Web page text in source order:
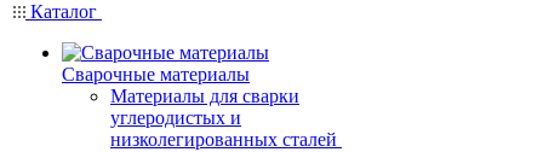
Каталог
Сварочные материалы
Материалы для сварки
углеродистых и
низколегированных сталей